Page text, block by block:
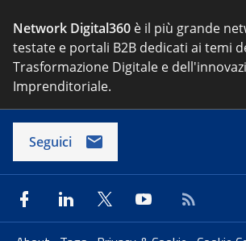
Network Digital360 è il più grande
testate e portali B2B dedicati ai temi
Trasformazione Digitale e
Imprenditoriale.
Seguici